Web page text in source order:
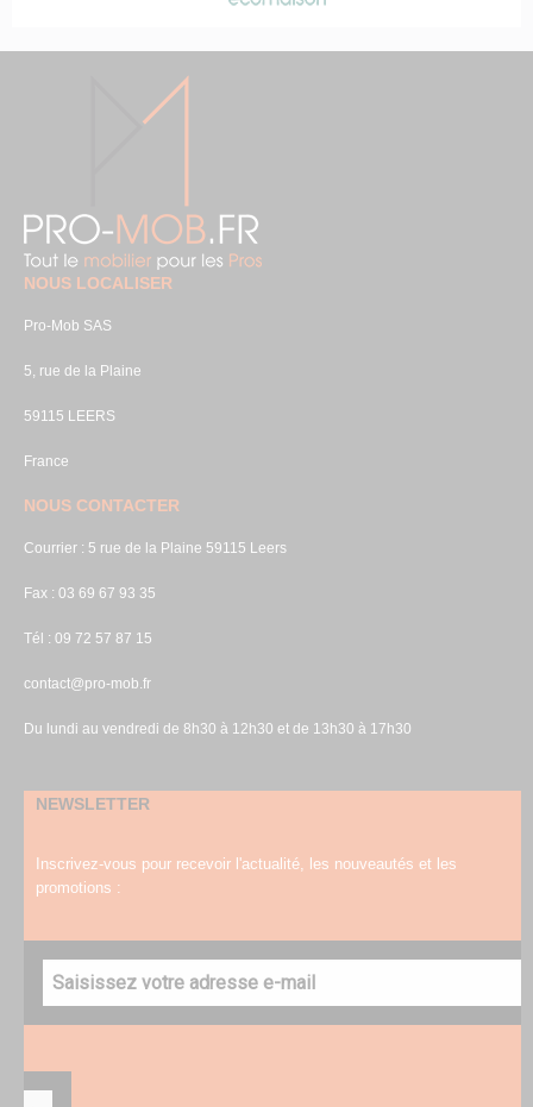
NOUS LOCALISER
Pro-Mob SAS
5, rue de la Plaine
59115 LEERS
France
NOUS CONTACTER
Courrier : 5 rue de la Plaine 59115 Leers
Fax : 03 69 67 93 35
Tél : 09 72 57 87 15
contact@pro-mob.fr
Du lundi au vendredi de 8h30 à 12h30 et de 13h30 à 17h30
NEWSLETTER
Inscrivez-vous pour recevoir l'actualité, les nouveautés et les
promotions :